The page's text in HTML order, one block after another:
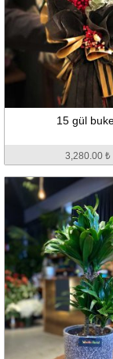
15 gül
3,280.00 ₺